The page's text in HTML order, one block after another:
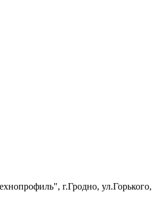
г.Гродно, ул.Горького,